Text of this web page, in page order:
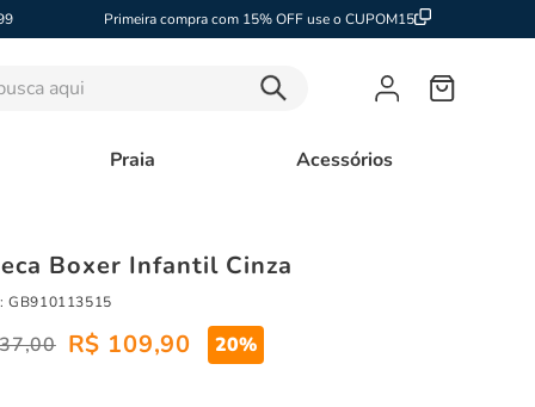
Primeira compra com 15% OFF use o CUPOM15
aqui
Praia Acessórios
Boxer Infantil Cinza
:GB910113515
,00 R$ 109,90 20%